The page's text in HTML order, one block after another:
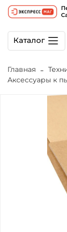
Каталог
Главная
Аксессуары к